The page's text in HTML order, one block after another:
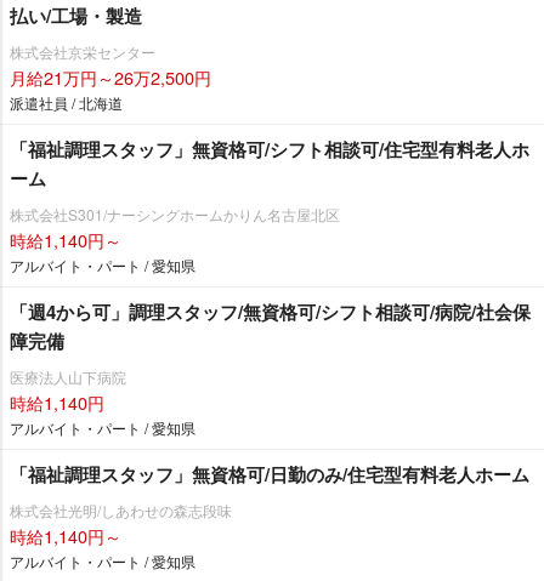
払い/工場・製造
株式会社京栄センター
月給21万円～26万2,500円
派遣社員 / 北海道
「福祉調理スタッフ」無資格可/シフト相談可/住宅型有料老人ホ
ーム
株式会社S301/ナーシングホームかりん名古屋北区
時給1,140円～
アルバイト・パート / 愛知県
「週4から可」調理スタッフ/無資格可/シフト相談可/病院/社会保
障完備
医療法人山下病院
時給1,140円
アルバイト・パート / 愛知県
「福祉調理スタッフ」無資格可/日勤のみ/住宅型有料老人ホーム
株式会社光明/しあわせの森志段味
時給1,140円～
アルバイト・パート / 愛知県